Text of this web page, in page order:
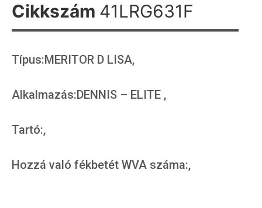
Cikkszám 41LRG631F
Típus:MERITOR D LISA,
Alkalmazás:DENNIS – ELITE ,
Tartó:,
Hozzá való fékbetét WVA száma:,